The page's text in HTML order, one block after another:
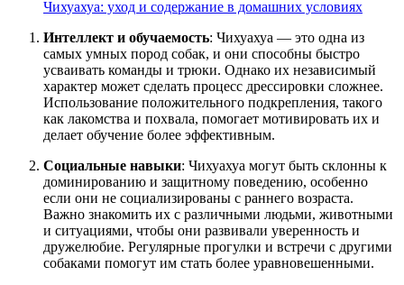
Чихуахуа: уход и содержание в домашних условиях
Интеллект и обучаемость: Чихуахуа — это одна из
самых умных пород собак, и они способны быстро
усваивать команды и трюки. Однако их независимый
характер может сделать процесс дрессировки сложнее.
Использование положительного подкрепления, такого
как лакомства и похвала, помогает мотивировать их и
делает обучение более эффективным.
Социальные навыки: Чихуахуа могут быть склонны к
доминированию и защитному поведению, особенно
если они не социализированы с раннего возраста.
Важно знакомить их с различными людьми, животными
и ситуациями, чтобы они развивали уверенность и
дружелюбие. Регулярные прогулки и встречи с другими
собаками помогут им стать более уравновешенными.